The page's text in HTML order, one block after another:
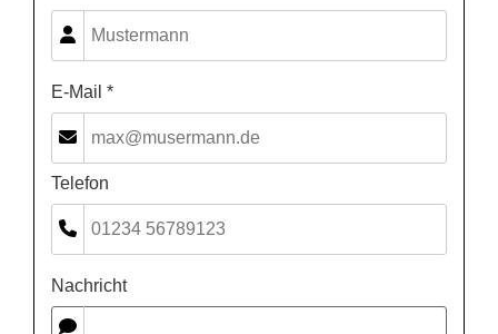
E-Mail *
Telefon
Nachricht